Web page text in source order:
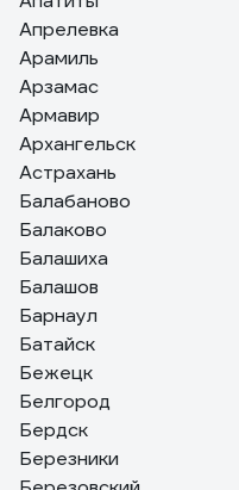
Апрелевка
Арамиль
Арзамас
Армавир
Архангельск
Астрахань
Балабаново
Балаково
Балашиха
Балашов
Барнаул
Батайск
Бежецк
Белгород
Бердск
Березники